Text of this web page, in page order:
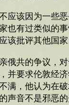
应该因为一些
也有过类似的
该批评其他国
俄共的争议，
并要求伦敦经
满，他认为在
声音不是邪恶